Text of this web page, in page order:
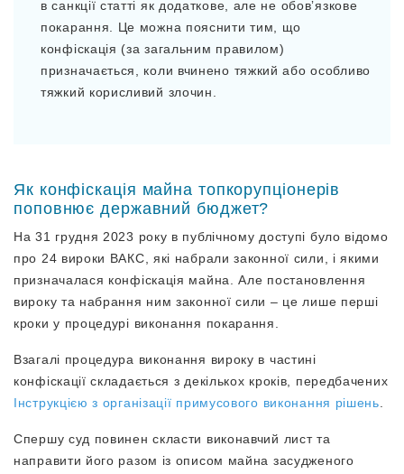
в санкції статті як додаткове, але не обовʼязкове
покарання. Це можна пояснити тим, що
конфіскація (за загальним правилом)
призначається, коли вчинено тяжкий або особливо
тяжкий корисливий злочин.
Як конфіскація майна топкорупціонерів
поповнює державний бюджет?
На 31 грудня 2023 року в публічному доступі було відомо
про 24 вироки ВАКС, які набрали законної сили, і якими
призначалася конфіскація майна. Але постановлення
вироку та набрання ним законної сили – це лише перші
кроки у процедурі виконання покарання.
Взагалі процедура виконання вироку в частині
конфіскації складається з декількох кроків, передбачених
Інструкцією з організації примусового виконання рішень
Спершу суд повинен скласти виконавчий лист та
направити його разом із описом майна засудженого